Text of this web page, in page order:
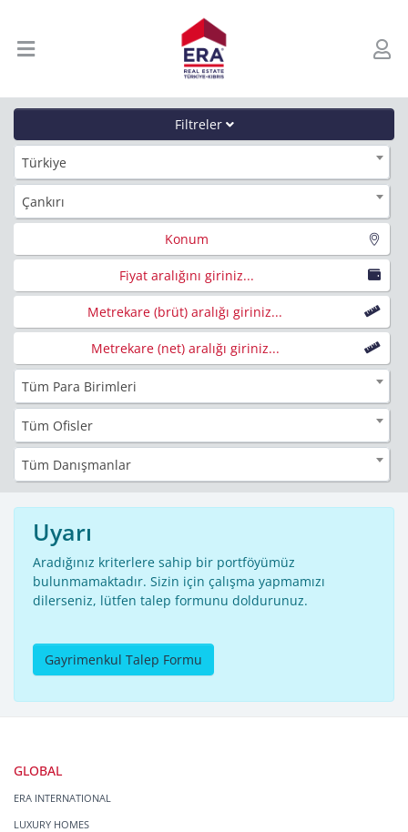
Filtreler
Türkiye
Çankırı
Konum
Fiyat aralığını giriniz...
Metrekare (brüt) aralığı giriniz...
Metrekare (net) aralığı giriniz...
Tüm Para Birimleri
Tüm Ofisler
Tüm Danışmanlar
Uyarı
Aradığınız kriterlere sahip bir portföyümüz
bulunmamaktadır. Sizin için çalışma yapmamızı
dilerseniz, lütfen talep formunu doldurunuz.
Gayrimenkul Talep Formu
GLOBAL
ERA INTERNATIONAL
LUXURY HOMES